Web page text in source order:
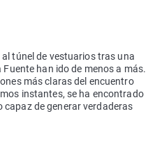
al túnel de vestuarios tras una
han ido de menos a más.
más claras del encuentro
instantes, se ha encontrado
capaz de generar verdaderas